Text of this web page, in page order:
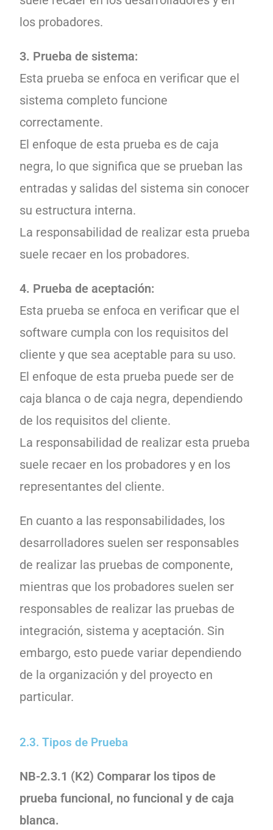
los probadores.
3. Prueba de sistema:
Esta prueba se enfoca en verificar que el
sistema completo funcione
correctamente.
El enfoque de esta prueba es de caja
negra, lo que significa que se prueban las
entradas y salidas del sistema sin conocer
su estructura interna.
La responsabilidad de realizar esta prueba
suele recaer en los probadores.
4. Prueba de aceptación:
Esta prueba se enfoca en verificar que el
software cumpla con los requisitos del
cliente y que sea aceptable para su uso.
El enfoque de esta prueba puede ser de
caja blanca o de caja negra, dependiendo
de los requisitos del cliente.
La responsabilidad de realizar esta prueba
suele recaer en los probadores y en los
representantes del cliente.
En cuanto a las responsabilidades, los
desarrolladores suelen ser responsables
de realizar las pruebas de componente,
mientras que los probadores suelen ser
responsables de realizar las pruebas de
integración, sistema y aceptación. Sin
embargo, esto puede variar dependiendo
de la organización y del proyecto en
particular.
2.3. Tipos de Prueba
NB-2.3.1 (K2) Comparar los tipos de
prueba funcional, no funcional y de caja
blanca.